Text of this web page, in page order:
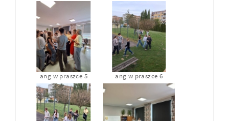
ang w praszce 5 ang w praszce 6